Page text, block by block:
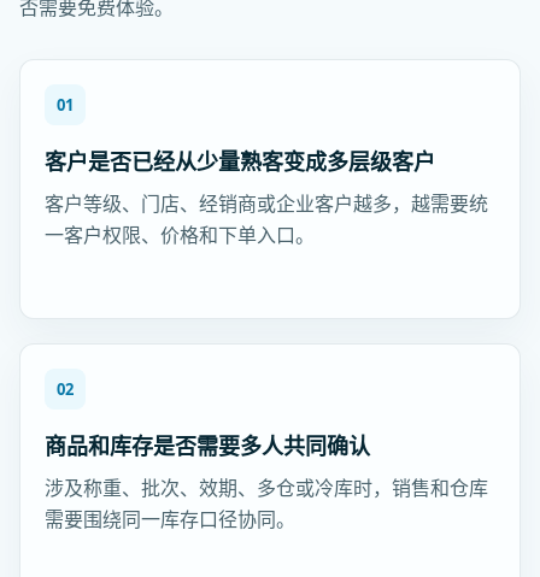
否需要免费体验。
01
客户是否已经从少量熟客变成多层级客户
客户等级、门店、经销商或企业客户越多，越需要统
一客户权限、价格和下单入口。
02
商品和库存是否需要多人共同确认
涉及称重、批次、效期、多仓或冷库时，销售和仓库
需要围绕同一库存口径协同。